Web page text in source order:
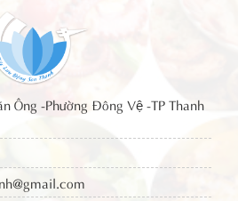
Ông -Phường Đông Vệ -TP Thanh